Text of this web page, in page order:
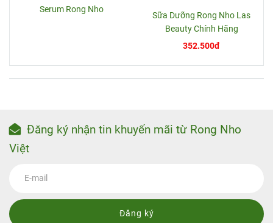
Serum Rong Nho
Sữa Dưỡng Rong Nho Las
Beauty Chính Hãng
352.500đ
Đăng ký nhận tin khuyến mãi từ Rong Nho
Việt
Đăng ký